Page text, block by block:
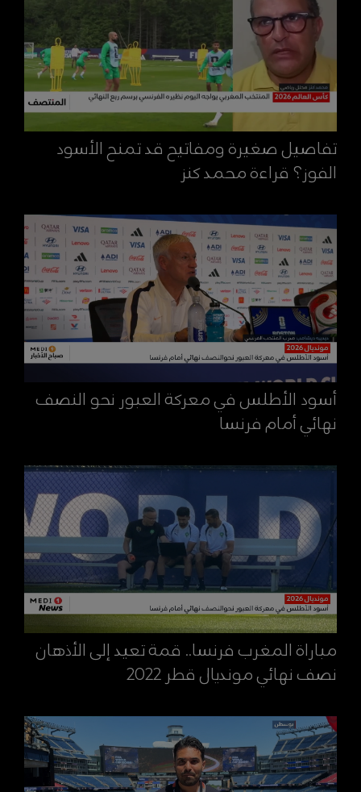
تفاصيل صغيرة ومفاتيح قد تمنح الأسود
الفوز؟ قراءة محمد كنز
أسود الأطلس في معركة العبور نحو النصف
نهائي أمام فرنسا
مباراة المغرب فرنسا.. قمة تعيد إلى الأذهان
نصف نهائي مونديال قطر 2022